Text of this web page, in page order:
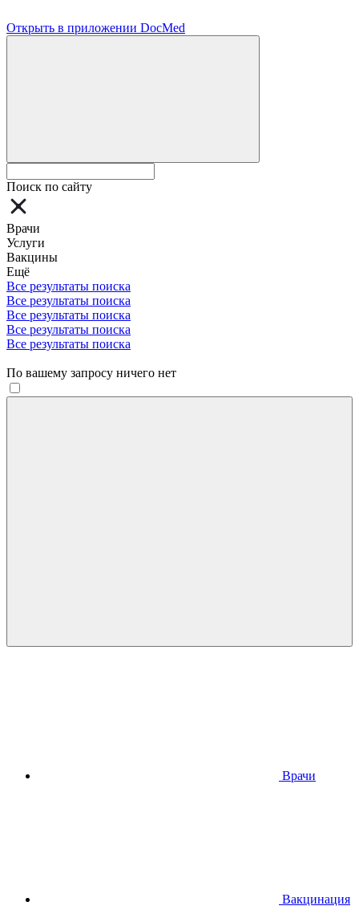
Открыть в приложении DocMed
Поиск по сайту
Врачи
Услуги
Вакцины
Ещё
Все результаты поиска
Все результаты поиска
Все результаты поиска
Все результаты поиска
Все результаты поиска
По вашему запросу ничего нет
Врачи
Вакцинация